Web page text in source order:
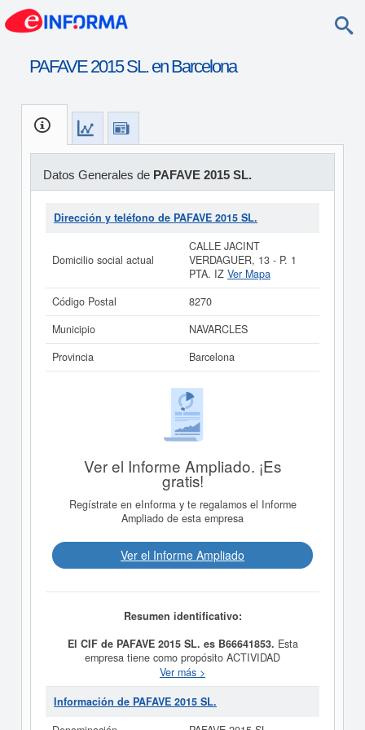
PAFAVE 2015 SL. en Barcelona
Datos Generales de PAFAVE 2015 SL.
Dirección y teléfono de PAFAVE 2015 SL.
Domicilio social actual
CALLE JACINT
VERDAGUER, 13 - P. 1
PTA. IZ Ver Mapa
Código Postal
8270
Municipio
NAVARCLES
Provincia
Barcelona
Ver el Informe Ampliado. ¡Es
gratis!
Regístrate en eInforma y te regalamos el Informe
Ampliado de esta empresa
Ver el Informe Ampliado
Resumen identificativo:
El CIF de PAFAVE 2015 SL. es B66641853. Esta
empresa tiene como propósito ACTIVIDAD
INMOBILIARIA, ENTRE LAS CUALES SE ENCUENTRA,
LA COMPRAVENTA DE BIENES INMOBILIARIOS POR
CUENTA PROPIA, EL ALQUILER DE BIENES
LA PROPIEDAD INMOBILIARIA, ETC y fue creada el
Ver más >
Información de PAFAVE 2015 SL.